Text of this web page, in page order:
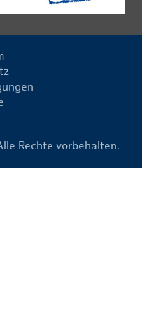
Rechte vorbehalten.